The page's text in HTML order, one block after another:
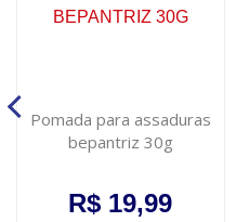
Pomada para assaduras
bepantriz 30g
R$ 19,99